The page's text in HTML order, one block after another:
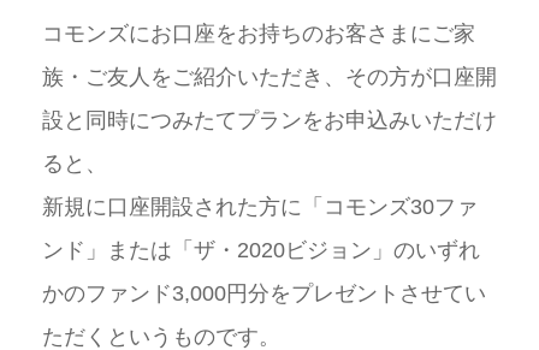
コモンズにお口座をお持ちのお客さまにご家
族・ご友人をご紹介いただき、その方が口座開
設と同時につみたてプランをお申込みいただけ
ると、
新規に口座開設された方に「コモンズ30ファ
ンド」または「ザ・ 2020ビジョン」のいずれ
かのファンド3,000円分をプレゼントさせてい
ただくというものです。